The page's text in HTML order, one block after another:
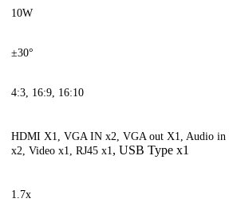
10W
±30°
4:3, 16:9, 16:10
HDMI X1, VGA IN x2, VGA out X1, Audio in
x2, Video x1, RJ45 x1 , USB Type x1
1.7x